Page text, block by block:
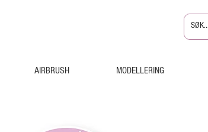
AIRBRUSH MODELLERING